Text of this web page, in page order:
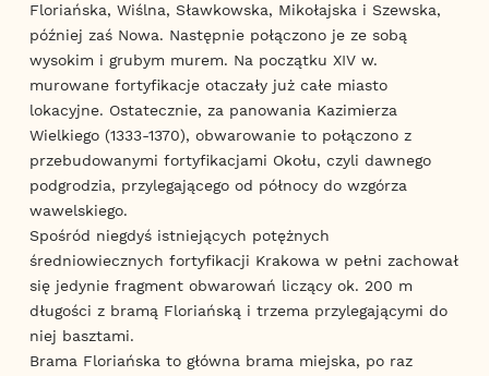
Floriańska, Wiślna, Sławkowska, Mikołajska i Szewska,
później zaś Nowa. Następnie połączono je ze sobą
wysokim i grubym murem. Na początku XIV w.
murowane fortyfikacje otaczały już całe miasto
lokacyjne. Ostatecznie, za panowania Kazimierza
Wielkiego (1333-1370), obwarowanie to połączono z
przebudowanymi fortyfikacjami Okołu, czyli dawnego
podgrodzia, przylegającego od północy do wzgórza
wawelskiego.
Spośród niegdyś istniejących potężnych
średniowiecznych fortyfikacji Krakowa w pełni zachował
się jedynie fragment obwarowań liczący ok. 200 m
długości z bramą Floriańską i trzema przylegającymi do
niej basztami.
Brama Floriańska to główna brama miejska, po raz